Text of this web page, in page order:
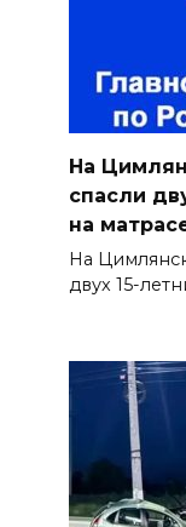
На
спасли
на
На
двух 15-